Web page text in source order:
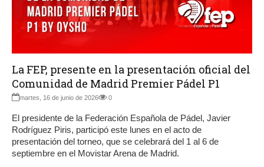
La FEP, presente en la presentación oficial del
Comunidad de Madrid Premier Pádel P1
martes, 16 de junio de 2026 0
El presidente de la Federación Española de Pádel, Javier
Rodríguez Piris, participó este lunes en el acto de
presentación del torneo, que se celebrará del 1 al 6 de
septiembre en el Movistar Arena de Madrid.